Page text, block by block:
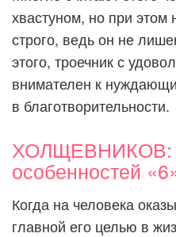
хвастуном, но при этом
строго, ведь он не
этого, троечник с
внимателен к
в благотворительности.
ХОЛЩЕВНИКОВ:
особенностей
Когда на человека
главной его целью в